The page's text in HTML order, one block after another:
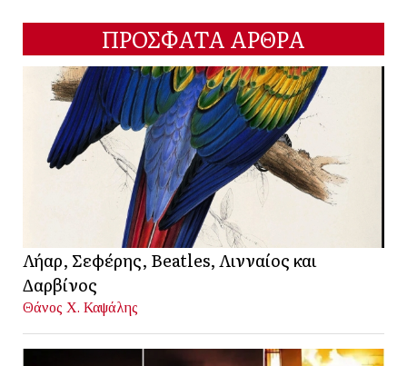
ΠΡΟΣΦΑΤΑ ΑΡΘΡΑ
Λήαρ, Σεφέρης, Beatles, Λινναίος και
Δαρβίνος
Θάνος Χ. Καψάλης